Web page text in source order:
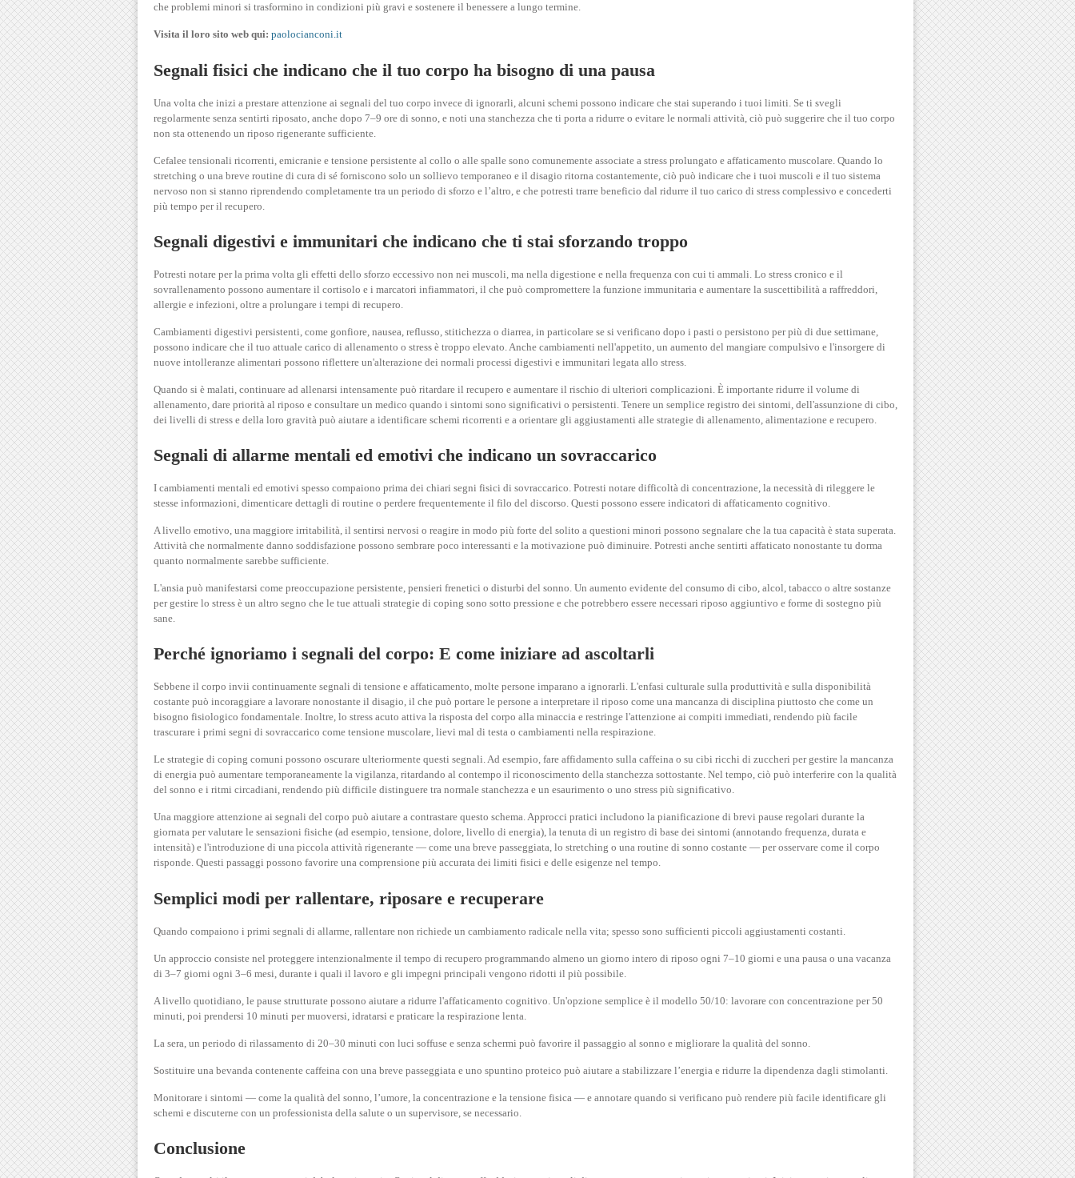
che problemi minori si trasformino in condizioni più gravi e sostenere il benessere a lungo termine.
Visita il loro sito web qui: paolocianconi.it
Segnali fisici che indicano che il tuo corpo ha bisogno di una pausa
Una volta che inizi a prestare attenzione ai segnali del tuo corpo invece di ignorarli, alcuni schemi possono indicare che stai superando i tuoi limiti. Se ti svegli
regolarmente senza sentirti riposato, anche dopo 7–9 ore di sonno, e noti una stanchezza che ti porta a ridurre o evitare le normali attività, ciò può suggerire che il tuo corpo
non sta ottenendo un riposo rigenerante sufficiente.
Cefalee tensionali ricorrenti, emicranie e tensione persistente al collo o alle spalle sono comunemente associate a stress prolungato e affaticamento muscolare. Quando lo
stretching o una breve routine di cura di sé forniscono solo un sollievo temporaneo e il disagio ritorna costantemente, ciò può indicare che i tuoi muscoli e il tuo sistema
nervoso non si stanno riprendendo completamente tra un periodo di sforzo e l’altro, e che potresti trarre beneficio dal ridurre il tuo carico di stress complessivo e concederti
più tempo per il recupero.
Segnali digestivi e immunitari che indicano che ti stai sforzando troppo
Potresti notare per la prima volta gli effetti dello sforzo eccessivo non nei muscoli, ma nella digestione e nella frequenza con cui ti ammali. Lo stress cronico e il
sovrallenamento possono aumentare il cortisolo e i marcatori infiammatori, il che può compromettere la funzione immunitaria e aumentare la suscettibilità a raffreddori,
allergie e infezioni, oltre a prolungare i tempi di recupero.
Cambiamenti digestivi persistenti, come gonfiore, nausea, reflusso, stitichezza o diarrea, in particolare se si verificano dopo i pasti o persistono per più di due settimane,
possono indicare che il tuo attuale carico di allenamento o stress è troppo elevato. Anche cambiamenti nell'appetito, un aumento del mangiare compulsivo e l'insorgere di
nuove intolleranze alimentari possono riflettere un'alterazione dei normali processi digestivi e immunitari legata allo stress.
Quando si è malati, continuare ad allenarsi intensamente può ritardare il recupero e aumentare il rischio di ulteriori complicazioni. È importante ridurre il volume di
allenamento, dare priorità al riposo e consultare un medico quando i sintomi sono significativi o persistenti. Tenere un semplice registro dei sintomi, dell'assunzione di cibo,
dei livelli di stress e della loro gravità può aiutare a identificare schemi ricorrenti e a orientare gli aggiustamenti alle strategie di allenamento, alimentazione e recupero.
Segnali di allarme mentali ed emotivi che indicano un sovraccarico
I cambiamenti mentali ed emotivi spesso compaiono prima dei chiari segni fisici di sovraccarico. Potresti notare difficoltà di concentrazione, la necessità di rileggere le
stesse informazioni, dimenticare dettagli di routine o perdere frequentemente il filo del discorso. Questi possono essere indicatori di affaticamento cognitivo.
A livello emotivo, una maggiore irritabilità, il sentirsi nervosi o reagire in modo più forte del solito a questioni minori possono segnalare che la tua capacità è stata superata.
Attività che normalmente danno soddisfazione possono sembrare poco interessanti e la motivazione può diminuire. Potresti anche sentirti affaticato nonostante tu dorma
quanto normalmente sarebbe sufficiente.
L'ansia può manifestarsi come preoccupazione persistente, pensieri frenetici o disturbi del sonno. Un aumento evidente del consumo di cibo, alcol, tabacco o altre sostanze
per gestire lo stress è un altro segno che le tue attuali strategie di coping sono sotto pressione e che potrebbero essere necessari riposo aggiuntivo e forme di sostegno più
sane.
Perché ignoriamo i segnali del corpo: E come iniziare ad ascoltarli
Sebbene il corpo invii continuamente segnali di tensione e affaticamento, molte persone imparano a ignorarli. L'enfasi culturale sulla produttività e sulla disponibilità
costante può incoraggiare a lavorare nonostante il disagio, il che può portare le persone a interpretare il riposo come una mancanza di disciplina piuttosto che come un
bisogno fisiologico fondamentale. Inoltre, lo stress acuto attiva la risposta del corpo alla minaccia e restringe l'attenzione ai compiti immediati, rendendo più facile
trascurare i primi segni di sovraccarico come tensione muscolare, lievi mal di testa o cambiamenti nella respirazione.
Le strategie di coping comuni possono oscurare ulteriormente questi segnali. Ad esempio, fare affidamento sulla caffeina o su cibi ricchi di zuccheri per gestire la mancanza
di energia può aumentare temporaneamente la vigilanza, ritardando al contempo il riconoscimento della stanchezza sottostante. Nel tempo, ciò può interferire con la qualità
del sonno e i ritmi circadiani, rendendo più difficile distinguere tra normale stanchezza e un esaurimento o uno stress più significativo.
Una maggiore attenzione ai segnali del corpo può aiutare a contrastare questo schema. Approcci pratici includono la pianificazione di brevi pause regolari durante la
giornata per valutare le sensazioni fisiche (ad esempio, tensione, dolore, livello di energia), la tenuta di un registro di base dei sintomi (annotando frequenza, durata e
intensità) e l'introduzione di una piccola attività rigenerante — come una breve passeggiata, lo stretching o una routine di sonno costante — per osservare come il corpo
risponde. Questi passaggi possono favorire una comprensione più accurata dei limiti fisici e delle esigenze nel tempo.
Semplici modi per rallentare, riposare e recuperare
Quando compaiono i primi segnali di allarme, rallentare non richiede un cambiamento radicale nella vita; spesso sono sufficienti piccoli aggiustamenti costanti.
Un approccio consiste nel proteggere intenzionalmente il tempo di recupero programmando almeno un giorno intero di riposo ogni 7–10 giorni e una pausa o una vacanza
di 3–7 giorni ogni 3–6 mesi, durante i quali il lavoro e gli impegni principali vengono ridotti il più possibile.
A livello quotidiano, le pause strutturate possono aiutare a ridurre l'affaticamento cognitivo. Un'opzione semplice è il modello 50/10: lavorare con concentrazione per 50
minuti, poi prendersi 10 minuti per muoversi, idratarsi e praticare la respirazione lenta.
La sera, un periodo di rilassamento di 20–30 minuti con luci soffuse e senza schermi può favorire il passaggio al sonno e migliorare la qualità del sonno.
Sostituire una bevanda contenente caffeina con una breve passeggiata e uno spuntino proteico può aiutare a stabilizzare l’energia e ridurre la dipendenza dagli stimolanti.
Monitorare i sintomi — come la qualità del sonno, l’umore, la concentrazione e la tensione fisica — e annotare quando si verificano può rendere più facile identificare gli
schemi e discuterne con un professionista della salute o un supervisore, se necessario.
Conclusione